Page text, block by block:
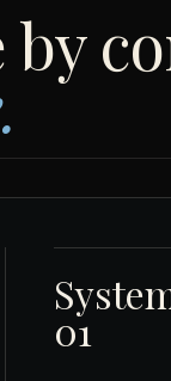
by
01